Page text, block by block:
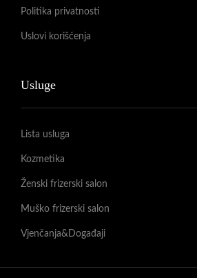
Politika privatnosti
Uslovi korišćenja
Usluge
Lista usluga
Kozmetika
Ženski frizerski salon
Muško frizerski salon
Vjenčanja&Događaji